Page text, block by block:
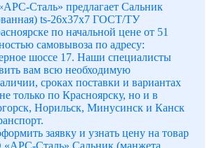
Сталь» предлагает Сальник
ts-26x37x7 ГОСТ/ТУ
по начальной цене от 51
самовывоза по адресу:
шоссе 17. Наши специалисты
вам всю необходимую
сроках поставки и вариантах
только по Красноярску, но и в
Норильск, Минусинск и Канск
заявку и узнать цену на товар
«АРС-Сталь» Сальник (манжета